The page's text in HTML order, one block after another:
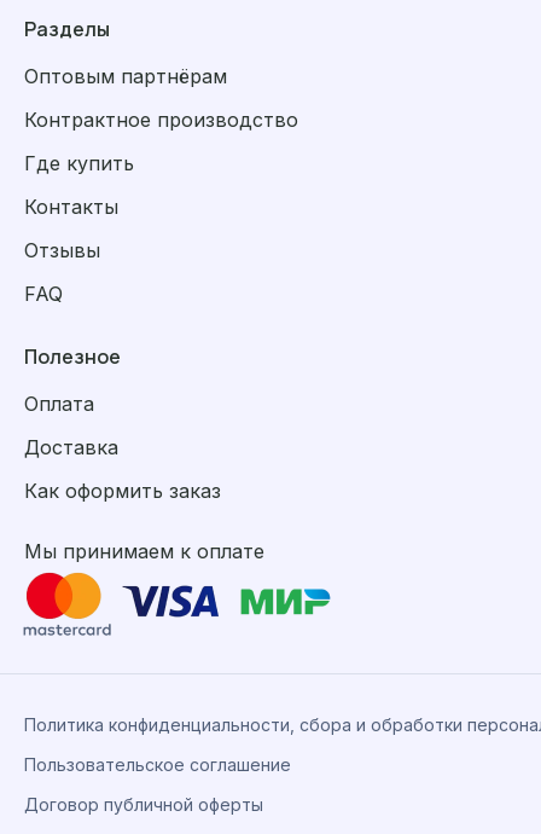
Разделы
Оптовым партнёрам
Контрактное производство
Где купить
Контакты
Отзывы
FAQ
Полезное
Оплата
Доставка
Как оформить заказ
Мы принимаем к оплате
Политика конфиденциальности, сбора и обработки
Пользовательское соглашение
Договор публичной оферты